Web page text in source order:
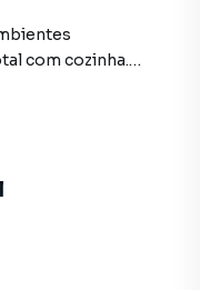
com cozinha.